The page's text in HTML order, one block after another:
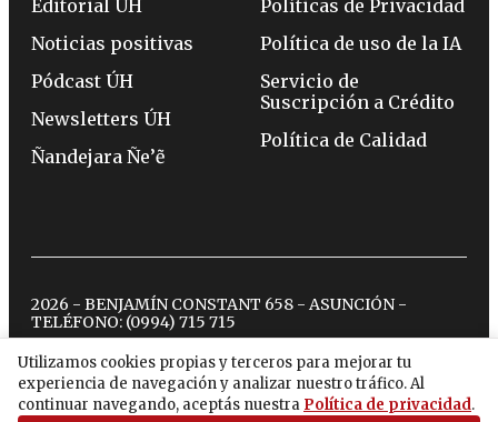
Utilizamos cookies propias y terceros para mejorar tu
experiencia de navegación y analizar nuestro tráfico. Al
continuar navegando, aceptás nuestra Política de privacidad.
Editorial ÚH
Noticias positivas
Pódcast ÚH
Newsletters ÚH
Ñandejara Ñe’ẽ
Políticas de Privacidad
Política de uso de la IA
Servicio de
Suscripción a Crédito
Política de Calidad
2026 - BENJAMÍN CONSTANT 658 - ASUNCIÓN -
TELÉFONO: (0994) 715 715
twitterinstagram
facebook
tiktokyoutubespotify